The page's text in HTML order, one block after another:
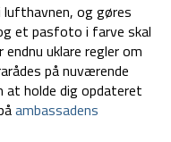
lufthavnen, og gøres
et pasfoto i farve skal
uklare regler om
på nuværende
at holde dig opdateret
ambassadens